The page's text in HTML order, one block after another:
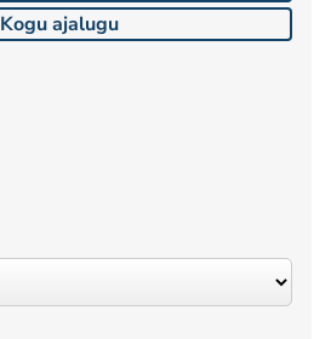
Kogu ajalugu